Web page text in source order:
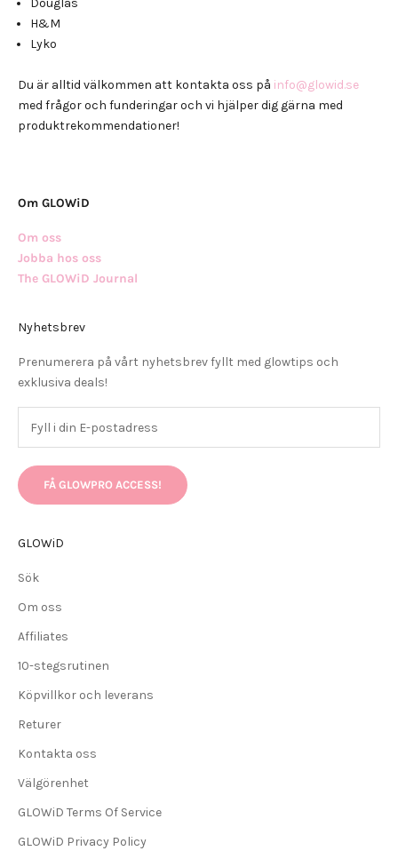
Douglas
H&M
Lyko
Du är alltid välkommen att kontakta oss på info@glowid.se
med frågor och funderingar och vi hjälper dig gärna med
produktrekommendationer!
Om GLOWiD
Om oss
Jobba hos oss
The GLOWiD Journal
Nyhetsbrev
Prenumerera på vårt nyhetsbrev fyllt med glowtips och
exklusiva deals!
FÅ GLOWPRO ACCESS!
GLOWiD
Sök
Om oss
Affiliates
10-stegsrutinen
Köpvillkor och leverans
Returer
Kontakta oss
Välgörenhet
GLOWiD Terms Of Service
GLOWiD Privacy Policy